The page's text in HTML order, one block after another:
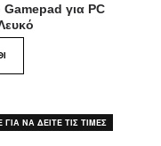
για PC
ΓΙΑ ΝΑ ΔΕΙΤΕ ΤΙΣ ΤΙΜΕΣ